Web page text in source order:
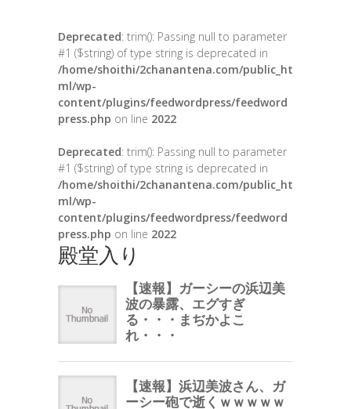
Deprecated: trim(): Passing null to parameter
#1 ($string) of type string is deprecated in
/home/shoithi/2chanantena.com/public_ht
ml/wp-
content/plugins/feedwordpress/feedword
press.php on line 2022
Deprecated: trim(): Passing null to parameter
#1 ($string) of type string is deprecated in
/home/shoithi/2chanantena.com/public_ht
ml/wp-
content/plugins/feedwordpress/feedword
press.php on line 2022
殿堂入り